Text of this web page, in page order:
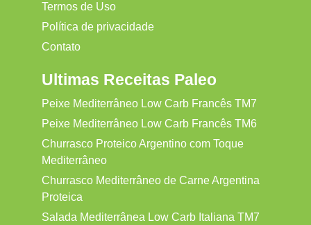
Termos de Uso
Política de privacidade
Contato
Ultimas Receitas Paleo
Peixe Mediterrâneo Low Carb Francês TM7
Peixe Mediterrâneo Low Carb Francês TM6
Churrasco Proteico Argentino com Toque
Mediterrâneo
Churrasco Mediterrâneo de Carne Argentina
Proteica
Salada Mediterrânea Low Carb Italiana TM7